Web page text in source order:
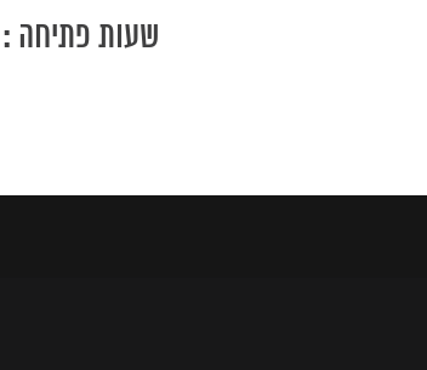
שעות פתיחה :